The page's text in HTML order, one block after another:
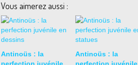
Vous aimerez aussi :
Antinoüs : la
Antinoüs : la